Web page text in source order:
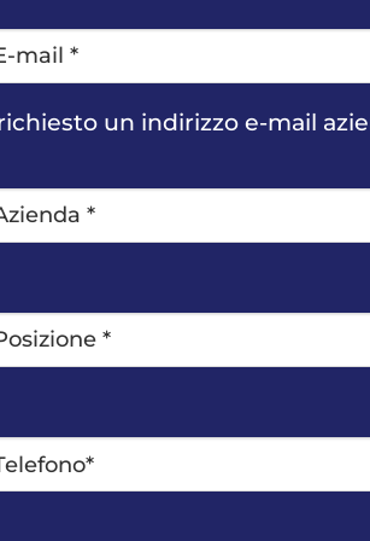
un indirizzo e-mail
*